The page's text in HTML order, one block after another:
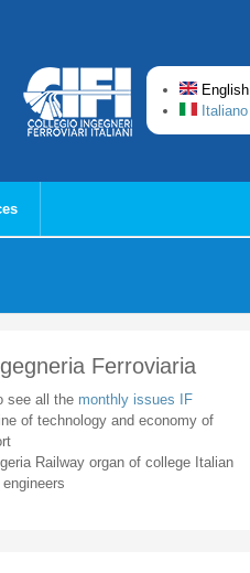
English
Italiano
Ferroviaria
see all the monthly issues IF
of technology and economy of
Railway organ of college Italian